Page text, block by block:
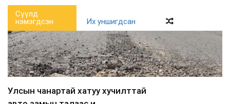
Сүүлд
нэмэгдсэн
Их уншигдсан
Улсын чанартай хатуу хучилттай